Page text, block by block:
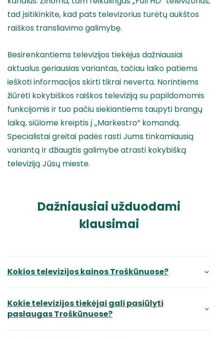
tad įsitikinkite, kad pats televizorius turėtų aukštos
raiškos transliavimo galimybę.
Besirenkantiems televizijos tiekėjus dažniausiai
aktualus geriausias variantas, tačiau laiko patiems
ieškoti informacijos skirti tikrai neverta. Norintiems
žiūrėti kokybiškos raiškos televiziją su papildomomis
funkcijomis ir tuo pačiu siekiantiems taupyti brangų
laiką, siūlome kreiptis į „Markestro“ komandą.
Specialistai greitai padės rasti Jums tinkamiausią
variantą ir džiaugtis galimybe atrasti kokybišką
televiziją Jūsų mieste.
Dažniausiai užduodami
klausimai
Kokios televizijos kainos Troškūnuose?
Kokie televizijos tiekėjai gali pasiūlyti
paslaugas Troškūnuose?